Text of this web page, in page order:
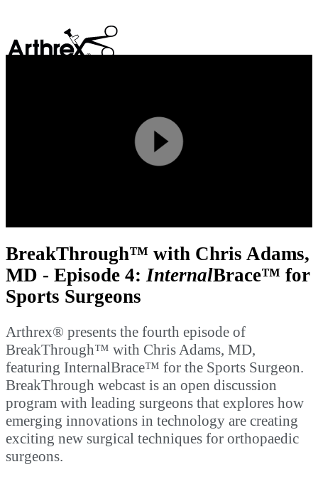
Play
Video
BreakThrough™ with Chris Adams,
MD - Episode 4:InternalBrace™ for
Sports Surgeons
Arthrex® presents the fourth episode of
BreakThrough™ with Chris Adams, MD,
featuring InternalBrace™ for the Sports Surgeon.
BreakThrough webcast is an open discussion
program with leading surgeons that explores how
emerging innovations in technology are creating
exciting new surgical techniques for orthopaedic
surgeons.